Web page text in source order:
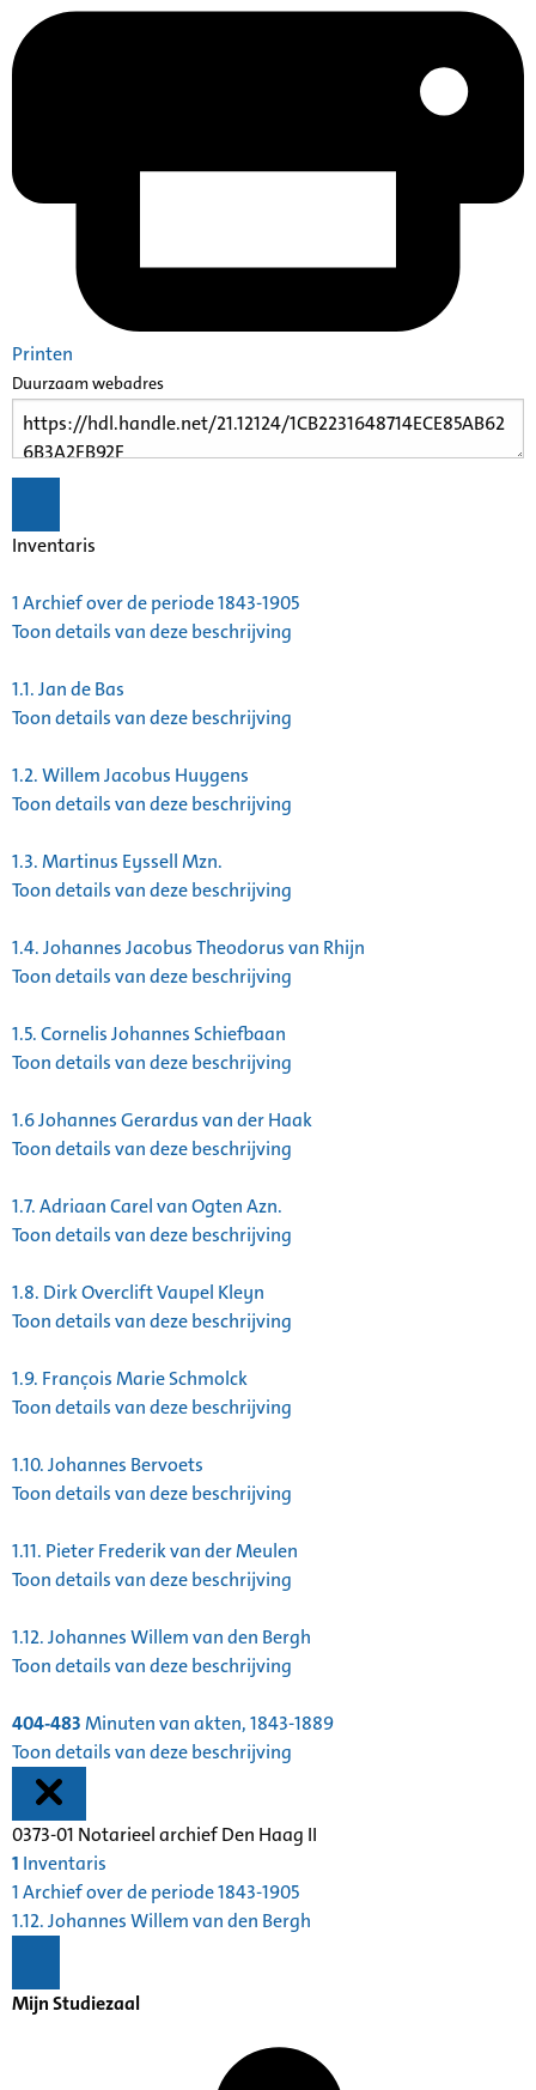
Printen
Duurzaam webadres
Inventaris
1Archief over de periode 1843-1905
Toon details van deze beschrijving
1.1.Jan de Bas
Toon details van deze beschrijving
1.2.Willem Jacobus Huygens
Toon details van deze beschrijving
1.3.Martinus Eyssell Mzn.
Toon details van deze beschrijving
1.4.Johannes Jacobus Theodorus van Rhijn
Toon details van deze beschrijving
1.5.Cornelis Johannes Schiefbaan
Toon details van deze beschrijving
1.6Johannes Gerardus van der Haak
Toon details van deze beschrijving
1.7.Adriaan Carel van Ogten Azn.
Toon details van deze beschrijving
1.8. Dirk Overclift Vaupel Kleyn
Toon details van deze beschrijving
1.9. François Marie Schmolck
Toon details van deze beschrijving
1.10.Johannes Bervoets
Toon details van deze beschrijving
1.11. Pieter Frederik van der Meulen
Toon details van deze beschrijving
1.12.Johannes Willem van den Bergh
Toon details van deze beschrijving
404-483Minuten van akten, 1843-1889
Toon details van deze beschrijving
0373-01 Notarieel archief Den Haag II
1 Inventaris
1 Archief over de periode 1843-1905
1.12. Johannes Willem van den Bergh
Mijn Studiezaal